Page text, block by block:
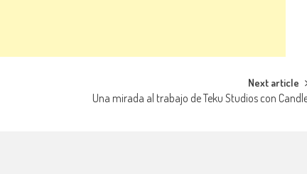
Next article
Una mirada al trabajo de Teku Studios con